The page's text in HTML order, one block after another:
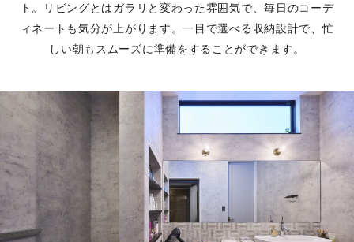
ト。リビングとはガラリと変わった雰囲気で、毎日のコーデ
ィネートも気分が上がります。一目で選べる収納設計で、忙
しい朝もスムーズに準備をすることができます。